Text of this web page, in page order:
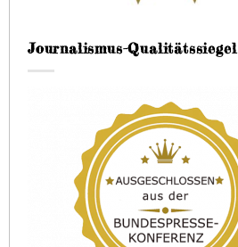
Journalismus-Qualitätssiegel